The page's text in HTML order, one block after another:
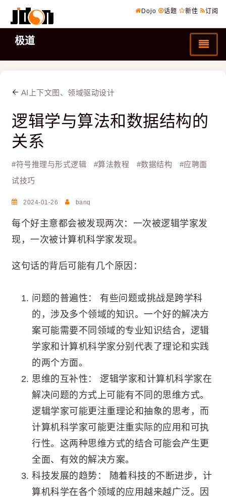
Dojo 话题 新佳 订阅
极道
AI上下文图、领域驱动设计
逻辑学与算法和数据结构的
关系
#符号推理与形式逻辑 #算法教程 #数据结构 #应聘面
试技巧
2024-01-26 banq
每个好主意都会被发现两次：一次被逻辑学家发
现，一次被计算机科学家发现。
这句话的背后可能有几个原因：
问题的普遍性： 有些问题或挑战是跨学科
的，涉及多个领域的知识。一个好的解决方
案可能需要不同领域的专业知识结合，逻辑
学家和计算机科学家分别代表了理论和实践
的两个方面。
思维的互补性： 逻辑学家和计算机科学家在
解决问题的方式上可能有不同的思维方式。
逻辑学家可能更注重理论和抽象的思考，而
计算机科学家可能更注重实际的应用和可执
行性。这两种思维方式的结合可能会产生更
全面、有效的解决方案。
科技发展的趋势： 随着科技的不断进步，计
算机科学在各个领域的应用越来越广泛。因